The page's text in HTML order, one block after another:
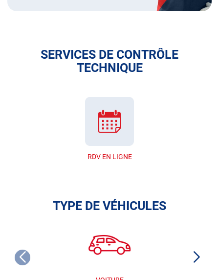
SERVICES DE CONTRÔLE
TECHNIQUE
RDV EN LIGNE
TYPE DE VÉHICULES